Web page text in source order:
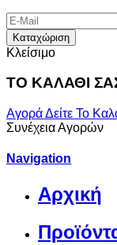
Καταχώριση
Κλείσιμο
ΤΟ ΚΑΛΑΘΙ
ΑγοράΔείτε Το
Συνέχεια Αγορών
Navigation
Αρχική